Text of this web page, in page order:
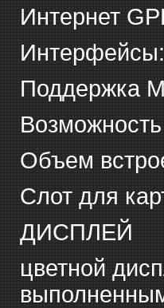
Интернет
Поддержка
Объем
Слот для
ДИСПЛЕЙ
цветной